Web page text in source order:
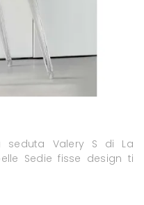
Valery S di La
Sedie fisse design ti